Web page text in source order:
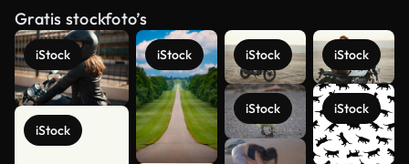
Gratis stockfoto’s
iStock
iStock
iStock iStock
iStock
iStock
iStock